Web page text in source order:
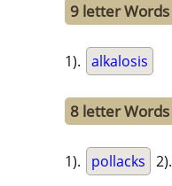
9 letter
1). alkalosis
8 letter
1). pollacks 2).